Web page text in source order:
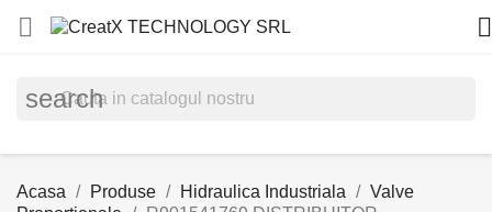
 
search
Acasa Produse Hidraulica Industriala
Valve